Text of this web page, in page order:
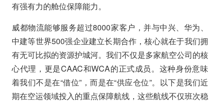
有强有力的舱位保障能力。
威都物流能够服务超过8000家客户，并与中兴、华为、
中建等世界500强企业建立长期合作，核心就在于我们拥
有无可比拟的资源护城河。我们不仅是多家航空公司的核
心代理，更是CAAC和WCA的正式成员。这种身份意味
着我们不是在“借位”，而是在“供应仓位”。以下是我们近
期在空运领域投入的重点保障航线，这些航线不仅班次稳